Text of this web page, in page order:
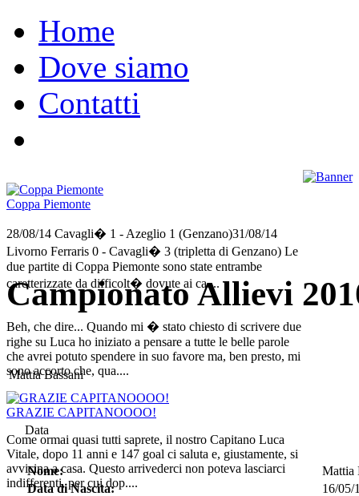
Home
Dove siamo
Contatti
Coppa Piemonte
28/08/14 Cavagli� 1 - Azeglio 1 (Genzano)31/08/14
Livorno Ferraris 0 - Cavagli� 3 (tripletta di Genzano) Le
due partite di Coppa Piemonte sono state entrambe
caretterizzate da difficolt� dovute ai ca....
Beh, che dire... Quando mi � stato chiesto di scrivere due
righe su Luca ho iniziato a pensare a tutte le belle parole
che avrei potuto spendere in suo favore ma, ben presto, mi
sono accorto che, qua....
GRAZIE CAPITANOOOO!
Come ormai quasi tutti saprete, il nostro Capitano Luca
Vitale, dopo 11 anni e 147 goal ci saluta e, giustamente, si
avvicina a casa. Questo arrivederci non poteva lasciarci
indifferenti, per cui dop....
Campionato Allievi
Mattia Bassani
Data
Nome:
Data di Nascita:
16/05/